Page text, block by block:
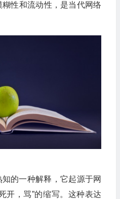
性和流动性，是当代网络
的一种解释，它起源于网
开，骂”的缩写。这种表达